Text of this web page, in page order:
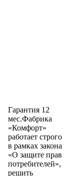
Гарантия 12
мес.Фабрика
«Комфорт»
работает строго
в рамках закона
«О защите прав
потребителей»,
решить